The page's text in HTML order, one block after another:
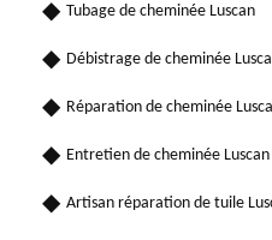
Tubage de cheminée Luscan
Débistrage de cheminée
Réparation de cheminée
Entretien de cheminée Luscan
Artisan réparation de tuile